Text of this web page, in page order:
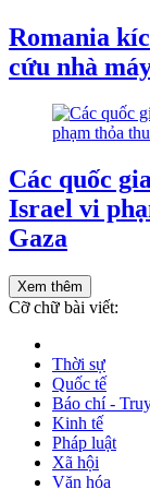
Romania
cứu nhà
Các quốc
Israel vi
Gaza
Xem thêm
Cỡ chữ bài viết:
Thời sự
Quốc tế
Báo chí -
Kinh tế
Pháp luật
Xã hội
Văn hóa